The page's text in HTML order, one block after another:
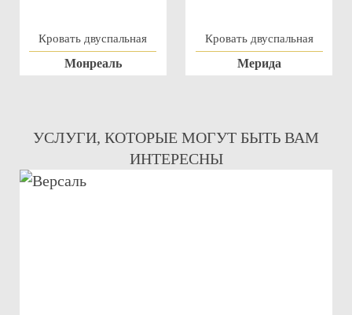
Кровать двуспальная
Монреаль
Кровать двуспальная
Мерида
УСЛУГИ, КОТОРЫЕ МОГУТ БЫТЬ ВАМ
ИНТЕРЕСНЫ